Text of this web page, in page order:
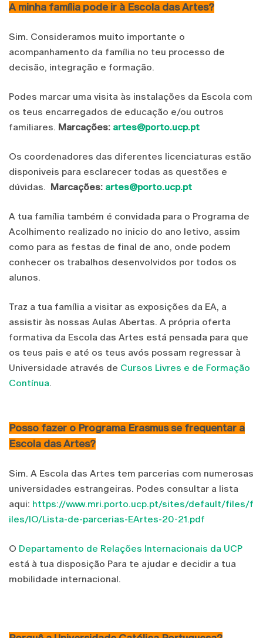
A minha família pode ir à Escola das Artes?
Sim. Consideramos muito importante o
acompanhamento da família no teu processo de
decisão, integração e formação.
Podes marcar uma visita às instalações da Escola com
os teus encarregados de educação e/ou outros
familiares. Marcações: artes@porto.ucp.pt
Os coordenadores das diferentes licenciaturas estão
disponiveis para esclarecer todas as questões e
dúvidas. Marcações: artes@porto.ucp.pt
A tua família também é convidada para o Programa de
Acolhimento realizado no inicio do ano letivo, assim
como para as festas de final de ano, onde podem
conhecer os trabalhos desenvolvidos por todos os
alunos.
Traz a tua família a visitar as exposições da EA, a
assistir às nossas Aulas Abertas. A própria oferta
formativa da Escola das Artes está pensada para que
os teus pais e até os teus avós possam regressar à
Universidade através de Cursos Livres e de Formação
Contínua.
Posso fazer o Programa Erasmus se frequentar a
Escola das Artes?
Sim. A Escola das Artes tem parcerias com numerosas
universidades estrangeiras. Podes consultar a lista
aqui: https://www.mri.porto.ucp.pt/sites/default/files/f
iles/IO/Lista-de-parcerias-EArtes-20-21.pdf
O Departamento de Relações Internacionais da UCP
está à tua disposição Para te ajudar e decidir a tua
mobilidade internacional.